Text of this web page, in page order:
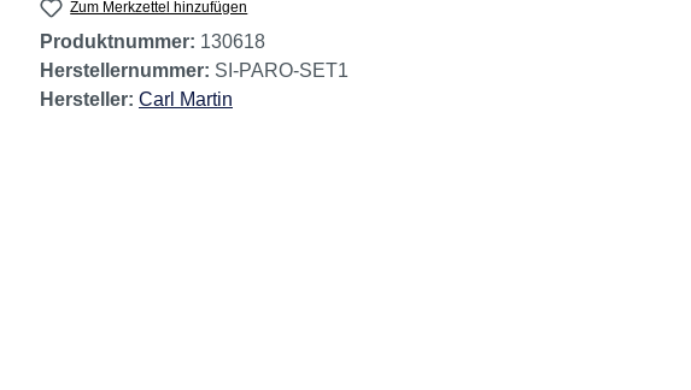
Zum Merkzettel hinzufügen
Produktnummer: 130618
Herstellernummer: SI-PARO-SET1
Hersteller: Carl Martin